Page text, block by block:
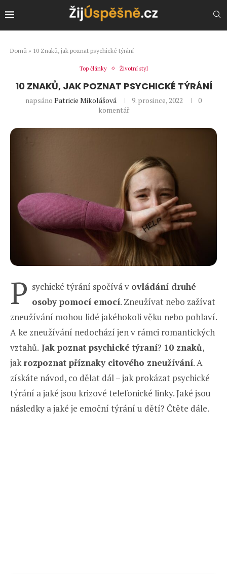
Domů » 10 Znaků, jak poznat psychické týrání
Top články Životní styl
10 ZNAKŮ, JAK POZNAT PSYCHICKÉ TÝRÁNÍ
napsáno Patricie Mikolášová 9. prosince, 2022
0
komentář
P sychické týrání spočívá v ovládání druhé
osoby pomocí emocí. Zneužívat nebo zažívat
zneužívání mohou lidé jakéhokoli věku nebo pohlaví.
A ke zneužívání nedochází jen v rámci romantických
vztahů. Jak poznat psychické týraní? 10 znaků,
jakrozpoznat příznaky citového zneužívání. A
získáte návod, co dělat dál – jak prokázat psychické
týrání a jaké jsou krizové telefonické linky. Jaké jsou
následky a jaké je emoční týrání u dětí? Čtěte dále.